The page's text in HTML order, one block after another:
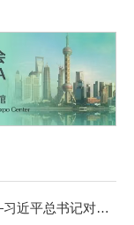
让中朝传统友谊之树更加根深叶茂——习近平总书记对朝鲜进行国事访问纪实